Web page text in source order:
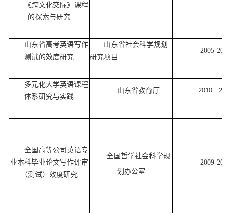
《跨文化交际》课程
的探索与研究
山东省高考英语写作
测试的效度研究
山东省社会科学规划
研究项目
2005-
多元化大学英语课程
体系研究与实践
山东省教育厅
全国高等公司英语专
业本科毕业论文写作评审
（测试） 效度研究
全国哲学社会科学规
划办公室
2009-